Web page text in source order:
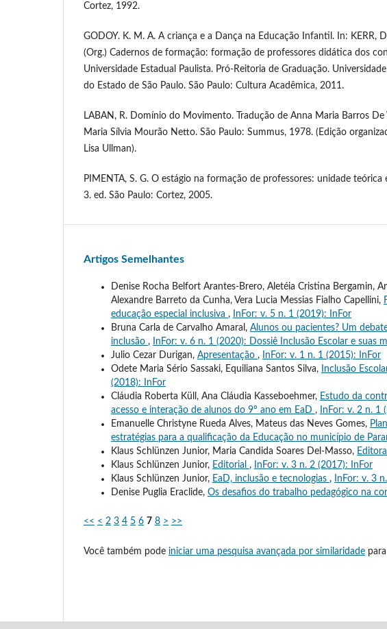
Cortez, 1992.
GODOY. K. M. A. A criança e a Dança na Educação Infantil. In: KERR,
(Org.) Cadernos de formação: formação de professores didática dos
Universidade Estadual Paulista. Pró-Reitoria de Graduação. Universidade
do Estado de São Paulo. São Paulo: Cultura Acadêmica, 2011.
LABAN, R. Domínio do Movimento. Tradução de Anna Maria Barros De
Maria Sílvia Mourão Netto. São Paulo: Summus, 1978. (Edição
Lisa Ullman).
PIMENTA, S. G. O estágio na formação de professores: unidade teórica
3. ed. São Paulo: Cortez, 2005.
Artigos Semelhantes
Denise Rocha Belfort Arantes-Brero, Aletéia Cristina Bergamin,
Alexandre Barreto da Cunha, Vera Lucia Messias Fialho Capellini,
educação especial inclusiva ,
InFor: v. 5 n. 1 (2019): InFor
Bruna Carla de Carvalho Amaral, Alunos ou pacientes? Um
inclusão ,
InFor: v. 6 n. 1 (2020): Dossiê Inclusão Escolar e suas
Julio Cezar Durigan, Apresentação ,
InFor: v. 1 n. 1 (2015): InFor
Odete Maria Sério Sassaki, Equiliana Santos Silva,
Inclusão
(2018): InFor
Cláudia Roberta Küll, Ana Cláudia Kasseboehmer, Estudo da
acesso e interação de alunos do 9º ano em EaD ,
InFor: v. 2 n. 1
Emanuelle Christyne Rueda Alves, Mateus das Neves Gomes,
estratégias para a qualificação da Educação no município de
Klaus Schlünzen Junior, Maria Candida Soares Del-Masso, Editoral
Klaus Schlünzen Junior, Editorial ,
InFor: v. 3 n. 2 (2017): InFor
Klaus Schlünzen Junior, EaD, inclusão e tecnologias ,
InFor: v. 3
Denise Puglia Eraclide, Os desafios do trabalho pedagógico na
<< < 2 3 4 5 6 7 8 > >>
Você também pode iniciar uma pesquisa avançada por similaridade